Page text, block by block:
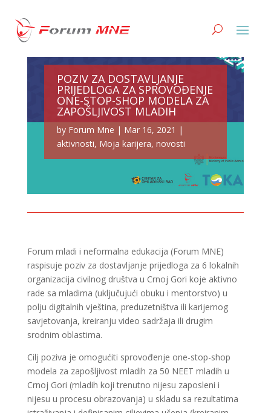
POZIV ZA DOSTAVLJANJE
PRIJEDLOGA ZA SPROVOĐENJE
ONE-STOP-SHOP MODELA ZA
ZAPOŠLJIVOST MLADIH
by Forum Mne | Mar 16, 2021 |
aktivnosti, Moja karijera,novosti
Forum mladi i neformalna edukacija (Forum MNE)
raspisuje poziv za dostavljanje prijedloga za 6 lokalnih
organizacija civilnog društva u Crnoj Gori koje aktivno
rade sa mladima (uključujući obuku i mentorstvo) u
polju digitalnih vještina, preduzetništva ili karijernog
savjetovanja, kreiranju video sadržaja ili drugim
srodnim oblastima.
Cilj poziva je omogućiti sprovođenje one-stop-shop
modela za zapošljivost mladih za 50 NEET mladih u
Crnoj Gori (mladih koji trenutno nijesu zaposleni i
nijesu u procesu obrazovanja) u skladu sa rezultatima